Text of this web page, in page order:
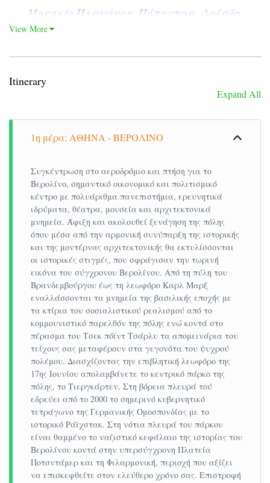
Μουσείο Περγάμου, Πότσνταμ, Δρέσδη,
Αναχωρήσεις: 23,30 Ιουλίου / 6,13,20 Αυγούστου
785€
845€
Τιμή σε μονόκλινο
985€ 1045€
Παιδικό σε τρίκλινο
685€ 745€
Φόροι αεροδρομίων & ξενοδοχείων
215€ 215€
Η εκδρομήΜοντέρνο Βερολίνο – Παραμυθένια
Πράγα περιλαμβάνει:
Αεροπορικά εισιτήρια οικονομικής θέσης
Αθήνα – Βερολίνο & Πράγα – Αθήνα με τις
απευθείας πτήσεις τηςAegean Airlines
Πολυτελές κλιματιζόμενο πούλμαν του
γραφείου μας για τις μεταφορές και
μετακινήσεις σύμφωνα με το πρόγραμμα.
Διαμονή σε επιλεγμένα κεντρικά
premiumξενοδοχεία 4*:
View More
Itinerary
Expand All
1η μέρα: ΑΘΗΝΑ - ΒΕΡΟΛΙΝΟ
Συγκέντρωση στο αεροδρόμιο και πτήση για το
Βερολίνο, σημαντικό οικονομικό και πολιτισμικό
κέντρο με πολυάριθμα πανεπιστήμια, ερευνητικά
ιδρύματα, θέατρα, μουσεία και αρχιτεκτονικά
μνημεία. Άφιξη και ακολουθεί ξενάγηση της πόλης
όπου μέσα από την αρμονική συνύπαρξη της ιστορικής
και της μοντέρνας αρχιτεκτονικής θα εκτυλίσσονται
οι ιστορικές στιγμές, που σφράγισαν την τωρινή
εικόνα του σύγχρονου Βερολίνου. Από τη πύλη του
Βρανδεμβούργου έως τη λεωφόρο Καρλ Μαρξ
εναλλάσσονται τα μνημεία της βασιλικής εποχής με
τα κτίρια του σοσιαλιστικού ρεαλισμού από το
κομμουνιστικό παρελθόν της πόλης ενώ κοντά στο
πέρασμα του Τσεκ πόϊντ Τσάρλυ τα απομεινάρια του
τείχους σας μεταφέρουν στα γεγονότα του ψυχρού
πολέμου. Διασχίζοντας την επιβλητική λεωφόρο της
17ης Ιουνίου απολαμβάνετε το κεντρικό πάρκο της
πόλης, το Τιεργκάρτεν. Στη βόρεια πλευρά τού
εδρεύει από το 2000 το σημερινό κυβερνητικό
τετράγωνο της Γερμανικής Ομοσπονδίας με το
ιστορικό Ράϊχστακ. Στη νότια πλευρά του πάρκου
είναι θαμμένο το ναζιστικό κεφάλαιο της ιστορίας του
Βερολίνου κοντά στην υπερσύγχρονη Πλατεία
Ποτσντάμερ και τη Φιλαρμονική, περιοχή που αξίζει
να επισκεφθείτε στον ελεύθερο χρόνο σας. Επιστροφή